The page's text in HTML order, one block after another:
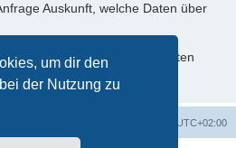
um dir den
der Nutzung zu
Auskunft, welche Daten über
bzw. Sperrung deiner Daten
bitte den Betreiber.
UTC+02:00